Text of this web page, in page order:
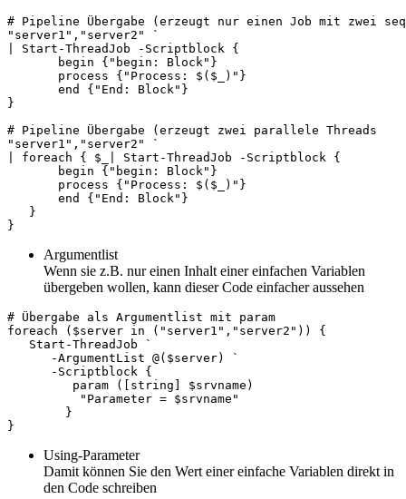
# Pipeline Übergabe (erzeugt nur einen Job mit zwei
"server1","server2" `
| Start-ThreadJob -Scriptblock {
       begin {"begin: Block"}
       process {"Process: $($_)"}
       end {"End: Block"}
}
# Pipeline Übergabe (erzeugt zwei parallele Threads
"server1","server2" `
| foreach { $_| Start-ThreadJob -Scriptblock {
       begin {"begin: Block"}
       process {"Process: $($_)"}
       end {"End: Block"}
   }
}
Argumentlist
Wenn sie z.B. nur einen Inhalt einer einfachen Variablen
übergeben wollen, kann dieser Code einfacher aussehen
# Übergabe als Argumentlist mit param
foreach ($server in ("server1","server2")) {
   Start-ThreadJob `
      -ArgumentList @($server) `
      -Scriptblock {
         param ([string] $srvname)
          "Parameter = $srvname"
        }
Using-Parameter
Damit können Sie den Wert einer einfache Variablen direkt in
den Code schreiben